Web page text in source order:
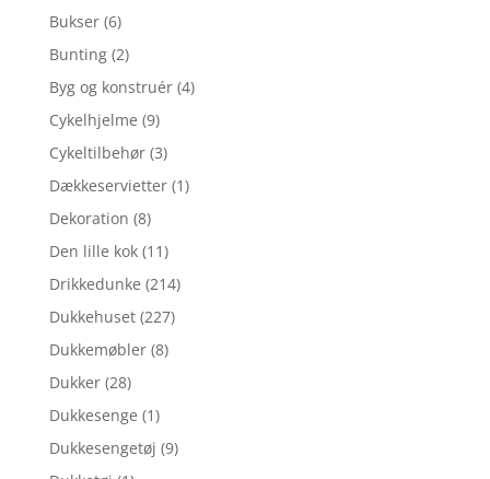
Bukser (6)
Bunting (2)
Byg og konstruér (4)
Cykelhjelme (9)
Cykeltilbehør (3)
Dækkeservietter (1)
Dekoration (8)
Den lille kok (11)
Drikkedunke (214)
Dukkehuset (227)
Dukkemøbler (8)
Dukker (28)
Dukkesenge (1)
Dukkesengetøj (9)